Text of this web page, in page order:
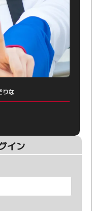
りな
イン